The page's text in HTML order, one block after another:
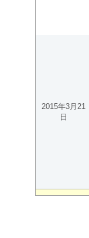
2015年3月21
日